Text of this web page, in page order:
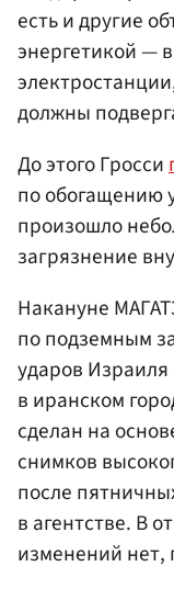
есть и другие
энергетикой —
должны
До этого Гросси
по обогащению
произошло
загрязнение
Накануне
по подземным
ударов
в иранском
сделан на
снимков
после
в агентстве. В
изменений нет,